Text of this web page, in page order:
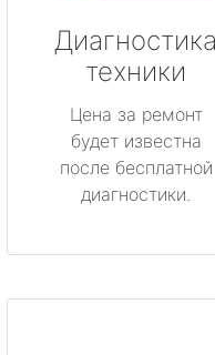
Диагностика
техники
Цена за ремонт
будет известна
после бесплатной
диагностики.